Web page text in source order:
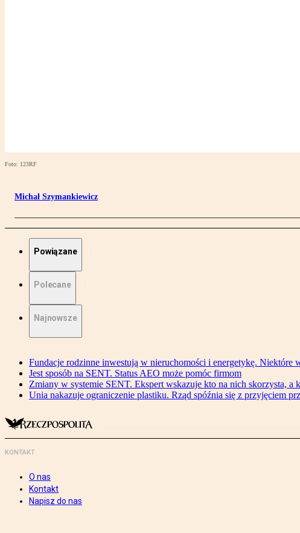
Foto: 123RF
Michał Szymankiewicz
Powiązane
Polecane
Najnowsze
Fundacje rodzinne inwestują w nieruchomości i energetykę. Niektóre
Jest sposób na SENT. Status AEO może pomóc firmom
Zmiany w systemie SENT. Ekspert wskazuje kto na nich skorzysta, a
Unia nakazuje ograniczenie plastiku. Rząd spóźnia się z przyjęciem
KONTAKT
O nas
Kontakt
Napisz do nas